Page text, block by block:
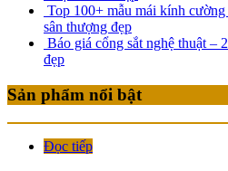
Top 100+ mẫu mái kính
sân thượng đẹp
Báo giá cổng sắt nghệ thuật –
đẹp
Sản phẩm nổi bật
Đọc tiếp